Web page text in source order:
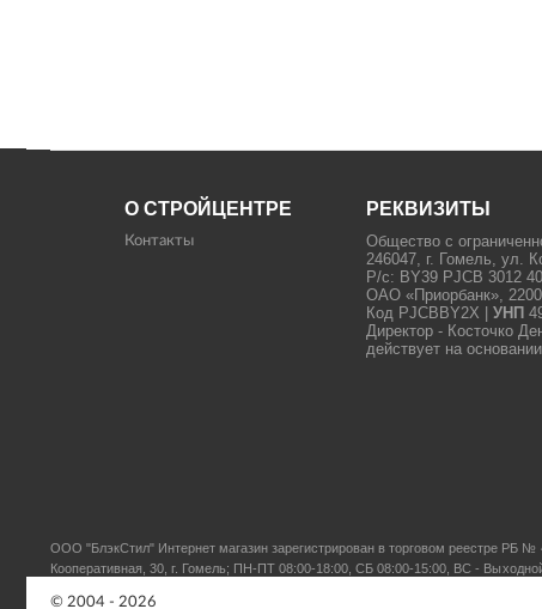
О СТРОЙЦЕНТРЕ
Контакты
РЕКВИЗИТЫ
Общество с
246047, г. Гомель, ул.
Р/с: BY39 PJCB 3012
ОАО «Приорбанк»,
Код PJCBBY2X |УНП
Директор - Косточко
действует на
ООО "БлэкСтил" Интернет магазин зарегистрирован в торговом реестре РБ №
Кооперативная, 30, г. Гомель; ПН-ПТ 08:00-18:00, СБ 08:00-15:00, ВС -
© 2004 - 2026